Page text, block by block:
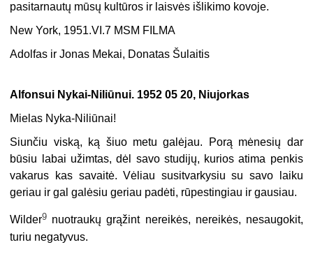
pasitarnautų mūsų kultūros ir laisvės išlikimo kovoje.
New York, 1951.VI.7 MSM FILMA
Adolfas ir Jonas Mekai, Donatas Šulaitis
Alfonsui Nykai-Niliūnui. 1952 05 20, Niujorkas
Mielas Nyka-Niliūnai!
Siunčiu viską, ką šiuo metu galėjau. Porą mėnesių dar
būsiu labai užimtas, dėl savo studijų, kurios atima penkis
vakarus kas savaitė. Vėliau susitvarkysiu su savo laiku
geriau ir gal galėsiu geriau padėti, rūpestingiau ir gausiau.
Wilder9 nuotraukų grąžint nereikės, nereikės, nesaugokit,
turiu negatyvus.